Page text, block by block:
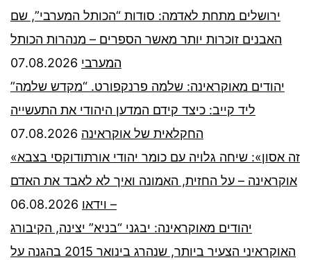
ירושלים מתחת לאדמה: סודות “הכותל המערבי”, שם
האבנים זוכרות יותר מאשר הספרים – מנהרות הכותל
המערבי 07.08.2026
יהודים מאוקראינה: שלמה פרנקפורט. “מקדש שלמה”
ליד קייב: כיצד קידם המדען היהודי את התעשייה
החקלאית של אוקראינה 07.08.2026
«זה אסון»: שיחה גלויה עם כומר יהודי אורתודוקסי בצבא
אוקראינה – על החזית, האמונה ואיך לא לאבד את האדם
– וידאו 06.08.2026
יהודים מאוקראינה: יבגני “בניא” יצינה, הקיבורג
האוקראיני הצעיר ביותר, שנהרג בינואר 2015 בהגנה על